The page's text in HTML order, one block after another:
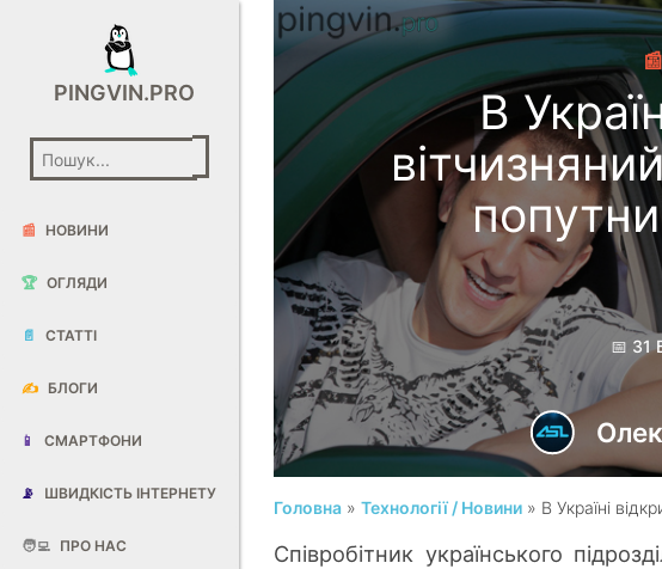
PINGVIN.PRO
📰 НОВИНИ
🏆 ОГЛЯДИ
📄 СТАТТІ
✍️ БЛОГИ
📱 СМАРТФОНИ
📡 ШВИДКІСТЬ ІНТЕРНЕТУ
🧑‍💻 ПРО НАС
В
📅 31
Головна »Технології / Новини » В Україні
Співробітник українського